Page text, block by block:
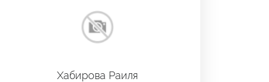
Хабирова Раиля